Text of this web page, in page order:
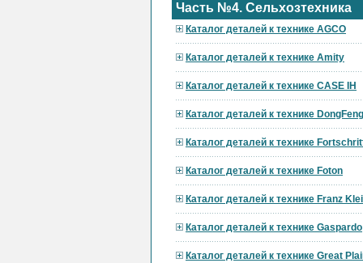
Часть №4. Сельхозтехника
Каталог деталей к технике AGCO
Каталог деталей к технике Amity
Каталог деталей к технике CASE IH
Каталог деталей к технике DongFeng
Каталог деталей к технике
Каталог деталей к технике Foton
Каталог деталей к технике Franz
Каталог деталей к технике Gaspardo
Каталог деталей к технике Great